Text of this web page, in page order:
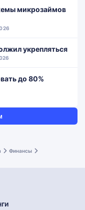
микрозаймов
укрепляться
до 80%
Финансы